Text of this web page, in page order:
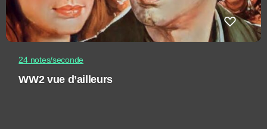
24 notes/seconde
WW2 vue d’ailleurs